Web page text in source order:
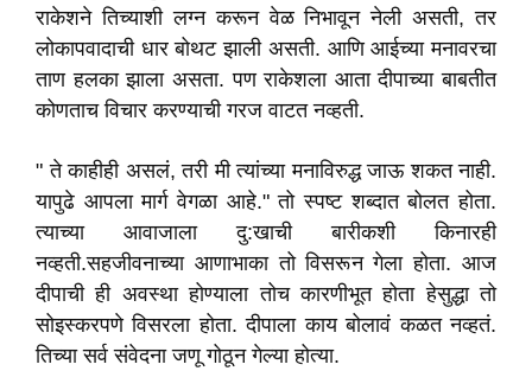
राकेशने तिच्याशी लग्न करून वेळ निभावून नेली असती, तर
लोकापवादाची धार बोथट झाली असती. आणि आईच्या मनावरचा
ताण हलका झाला असता. पण राकेशला आता दीपाच्या बाबतीत
कोणताच विचार करण्याची गरज वाटत नव्हती.
" ते काहीही असलं, तरी मी त्यांच्या मनाविरुद्ध जाऊ शकत नाही.
यापुढे आपला मार्ग वेगळा आहे." तो स्पष्ट शब्दात बोलत होता.
त्याच्या आवाजाला दु:खाची बारीकशी किनारही
नव्हती.सहजीवनाच्या आणाभाका तो विसरून गेला होता. आज
दीपाची ही अवस्था होण्याला तोच कारणीभूत होता हेसुद्धा तो
सोइस्करपणे विसरला होता. दीपाला काय बोलावं कळत नव्हतं.
तिच्या सर्व संवेदना जणू गोठून गेल्या होत्या.